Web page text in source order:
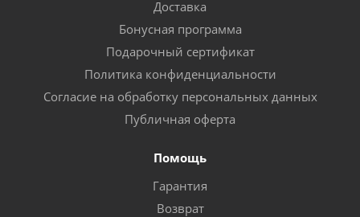
Доставка
Бонусная программа
Подарочный сертификат
Политика конфиденциальности
Согласие на обработку персональных данных
Публичная оферта
Помощь
Гарантия
Возврат